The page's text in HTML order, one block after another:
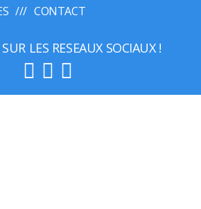
CONTACT
LES RESEAUX SOCIAUX !